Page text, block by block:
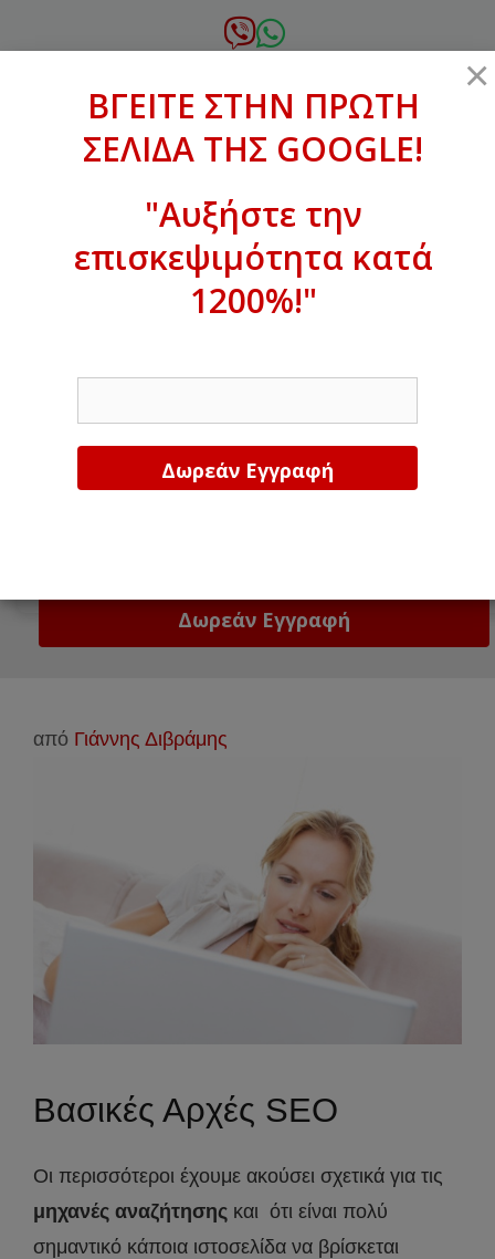
σε
xanthogenous@gmail.com
ΒΓΕΙΤΕ ΣΤΗΝ ΠΡΩΤΗ ΣΕΛΙΔΑ ΤΗΣ
GOOGLE!
από Γιάννης Διβράμης
Βασικές Αρχές SEO
Οι περισσότεροι έχουμε ακούσει σχετικά για τις
μηχανές αναζήτησης και ότι είναι πολύ
σημαντικό κάποια ιστοσελίδα να βρίσκεται
×
ΒΓΕΙΤΕ ΣΤΗΝ ΠΡΩΤΗ
ΣΕΛΙΔΑ ΤΗΣ GOOGLE!
"Αυξήστε την
επισκεψιμότητα κατά
1200%!"